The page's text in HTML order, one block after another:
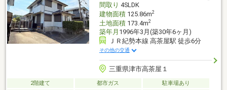
間取り 4SLDK
建物面積125.86m2
土地面積173.4m2
築年月 1996年3月(築30年6ヶ月)
ＪＲ紀勢本線 高茶屋駅 徒歩6分
その他の交通
三重県津市高茶屋１
2階建て 都市ガス
駐車場あり